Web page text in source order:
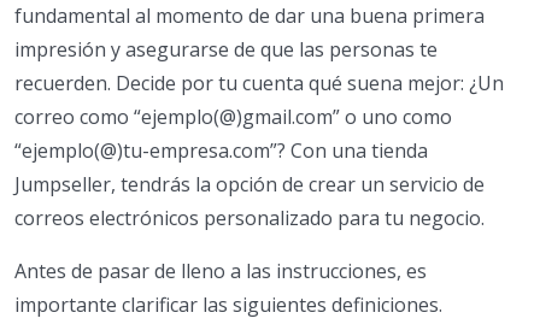
fundamental al momento de dar una buena primera
impresión y asegurarse de que las personas te
recuerden. Decide por tu cuenta qué suena mejor: ¿Un
correo como “ejemplo(@)gmail.com” o uno como
“ejemplo(@)tu-empresa.com”? Con una tienda
Jumpseller, tendrás la opción de crear un servicio de
correos electrónicos personalizado para tu negocio.
Antes de pasar de lleno a las instrucciones, es
importante clarificar las siguientes definiciones.